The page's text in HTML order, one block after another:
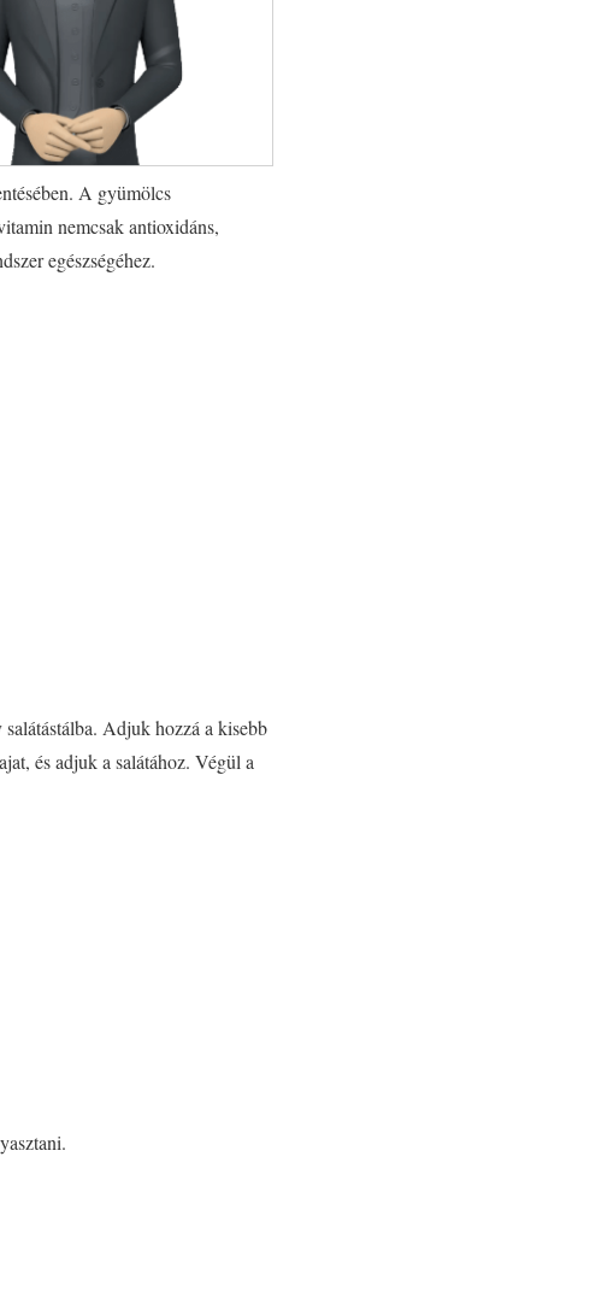
A gyümölcs
nemcsak antioxidáns,
egészségéhez.
Adjuk hozzá a kisebb
és adjuk a salátához. Végül a